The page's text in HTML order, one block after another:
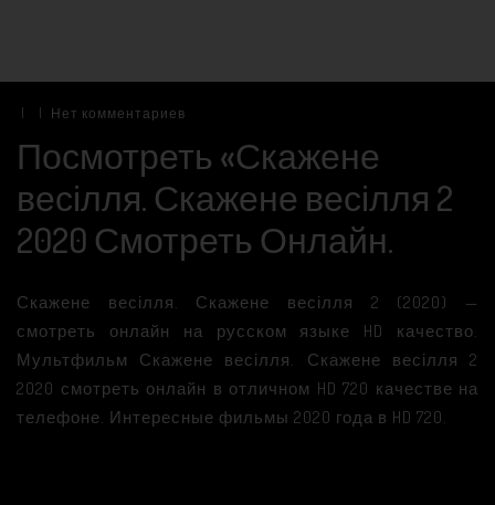
Нет комментариев
Посмотреть «Скажене
весілля. Скажене весілля 2
2020 Смотреть Онлайн.
Скажене весілля. Скажене весілля 2 (2020) —
смотреть онлайн на русском языке HD качество.
Мультфильм Скажене весілля. Скажене весілля 2
2020 смотреть онлайн в отличном HD 720 качестве на
телефоне. Интересные фильмы 2020 года в HD 720.